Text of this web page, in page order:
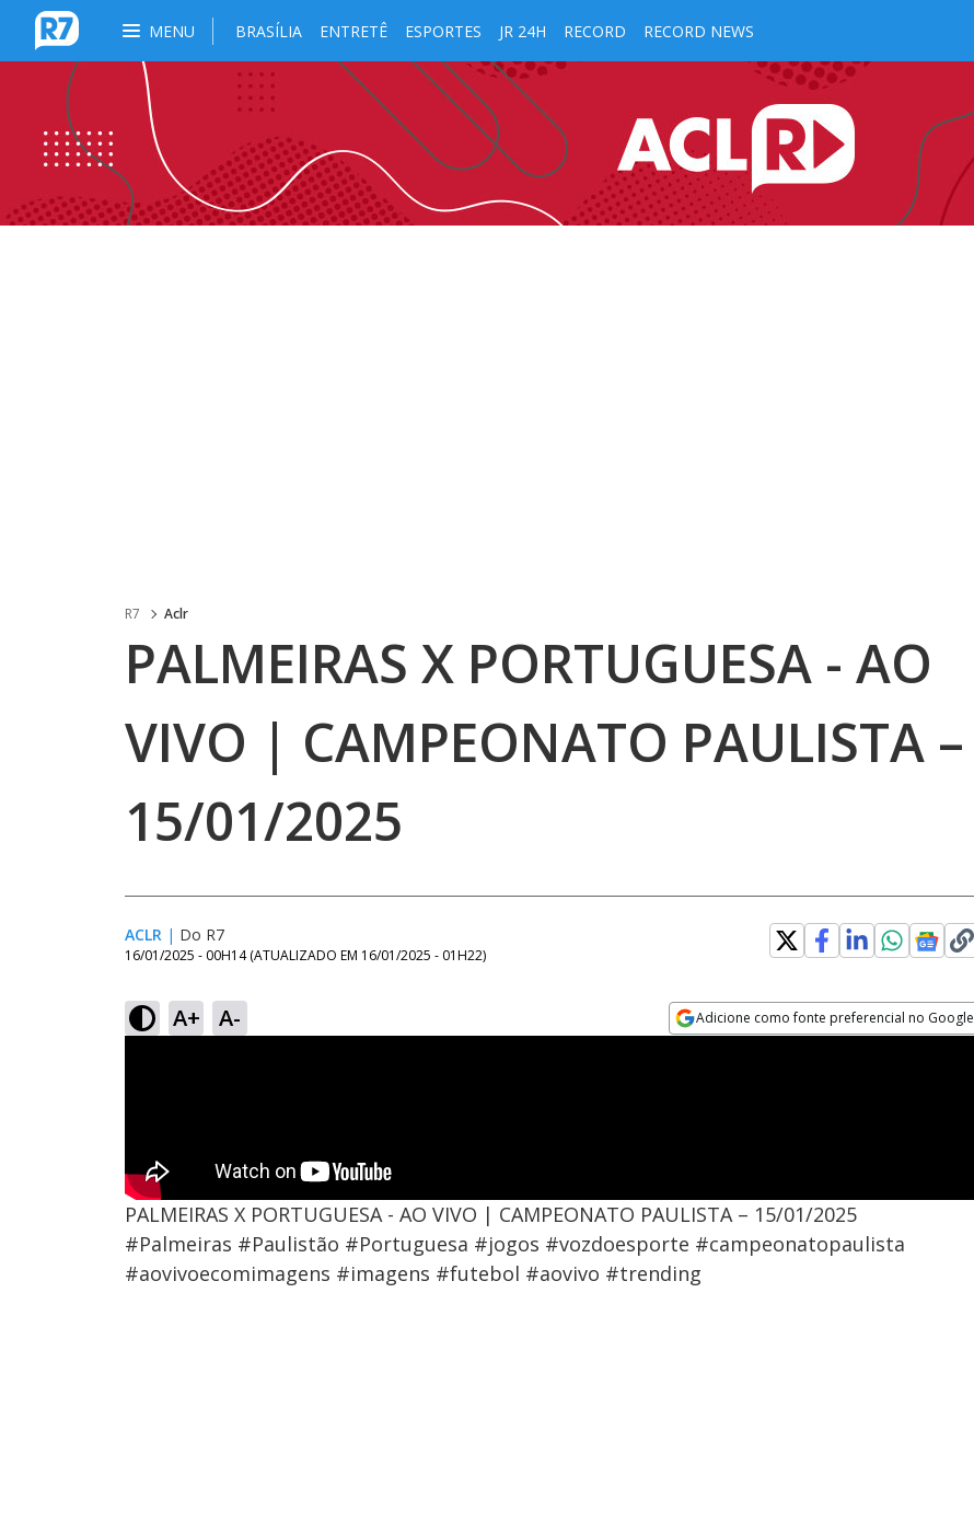
MENU BRASÍLIA ENTRETÊ ESPORTES JR 24H RECORD RECORD NEWS
R7 Aclr
PALMEIRAS X PORTUGUESA - AO
VIVO | CAMPEONATO PAULISTA –
15/01/2025
ACLR | Do R7
16/01/2025 - 00H14 (ATUALIZADO EM 16/01/2025 - 01H22)
A+ A- Adicione como fonte preferencial no Google
PALMEIRAS X PORTUGUESA - AO VIVO | CAMPEONATO PAULISTA – 15/01/2025
#Palmeiras #Paulistão #Portuguesa #jogos #vozdoesporte #campeonatopaulista
#aovivoecomimagens #imagens #futebol #aovivo #trending